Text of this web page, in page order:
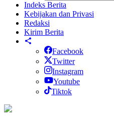
Indeks Berita
Kebijakan dan Privasi
Redaksi
Kirim Berita
Facebook
Twitter
Instagram
Youtube
Tiktok